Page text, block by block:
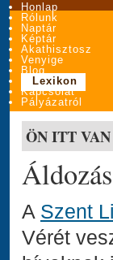
Honlap
Rólunk
Naptár
Képtár
Akathisztosz
Venyige
Blog
Lexikon
Kapcsolat
Pályázatról
ÖN ITT
Áldozás
A Szent
Vérét